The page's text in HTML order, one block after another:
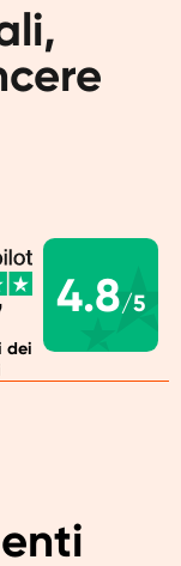
dei
4.8/5